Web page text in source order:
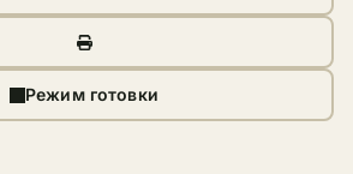
Режим готовки